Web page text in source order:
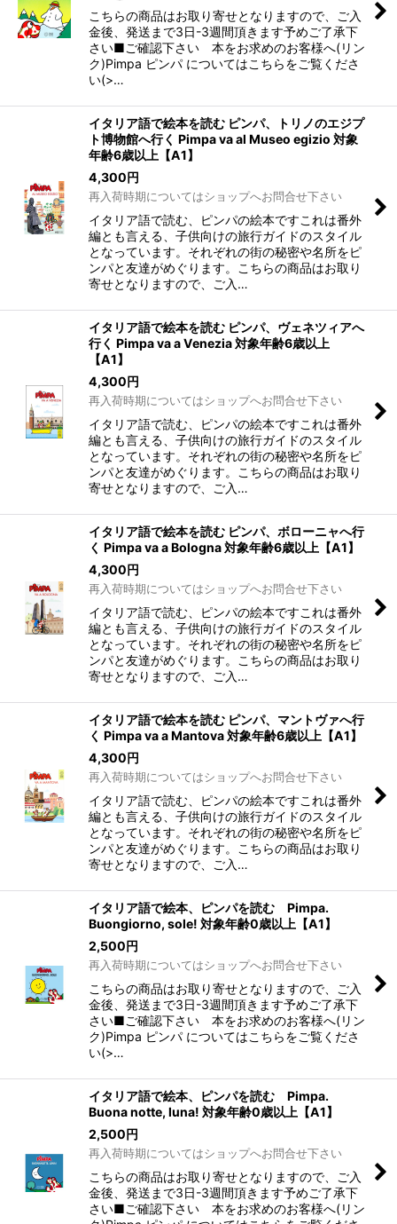
こちらの商品はお取り寄せとなりますので、ご入
金後、発送まで3日-3週間頂きます予めご了承下
さい■ご確認下さい 本をお求めのお客様へ(リン
ク)Pimpa ピンパ についてはこちらをご覧くださ
い(>…
イタリア語で絵本を読む ピンパ、トリノのエジプ
ト博物館へ行く Pimpa va al Museo egizio 対象
年齢6歳以上【A1】
4,300円
再入荷時期についてはショップへお問合せ下さい
イタリア語で読む、ピンパの絵本ですこれは番外
編とも言える、子供向けの旅行ガイドのスタイル
となっています。それぞれの街の秘密や名所をピ
ンパと友達がめぐります。こちらの商品はお取り
寄せとなりますので、ご入…
イタリア語で絵本を読む ピンパ、ヴェネツィアへ
行く Pimpa va a Venezia 対象年齢6歳以上
【A1】
4,300円
再入荷時期についてはショップへお問合せ下さい
イタリア語で読む、ピンパの絵本ですこれは番外
編とも言える、子供向けの旅行ガイドのスタイル
となっています。それぞれの街の秘密や名所をピ
ンパと友達がめぐります。こちらの商品はお取り
寄せとなりますので、ご入…
イタリア語で絵本を読む ピンパ、ボローニャへ行
く Pimpa va a Bologna 対象年齢6歳以上【A1】
4,300円
再入荷時期についてはショップへお問合せ下さい
イタリア語で読む、ピンパの絵本ですこれは番外
編とも言える、子供向けの旅行ガイドのスタイル
となっています。それぞれの街の秘密や名所をピ
ンパと友達がめぐります。こちらの商品はお取り
寄せとなりますので、ご入…
イタリア語で絵本を読む ピンパ、マントヴァへ行
く Pimpa va a Mantova 対象年齢6歳以上【A1】
4,300円
再入荷時期についてはショップへお問合せ下さい
イタリア語で読む、ピンパの絵本ですこれは番外
編とも言える、子供向けの旅行ガイドのスタイル
となっています。それぞれの街の秘密や名所をピ
ンパと友達がめぐります。こちらの商品はお取り
寄せとなりますので、ご入…
イタリア語で絵本、ピンパを読む Pimpa.
Buongiorno, sole! 対象年齢0歳以上【A1】
2,500円
再入荷時期についてはショップへお問合せ下さい
こちらの商品はお取り寄せとなりますので、ご入
金後、発送まで3日-3週間頂きます予めご了承下
さい■ご確認下さい 本をお求めのお客様へ(リン
ク)Pimpa ピンパ についてはこちらをご覧くださ
い(>…
イタリア語で絵本、ピンパを読む Pimpa.
Buona notte, luna! 対象年齢0歳以上【A1】
2,500円
再入荷時期についてはショップへお問合せ下さい
こちらの商品はお取り寄せとなりますので、ご入
金後、発送まで3日-3週間頂きます予めご了承下
さい■ご確認下さい 本をお求めのお客様へ(リン